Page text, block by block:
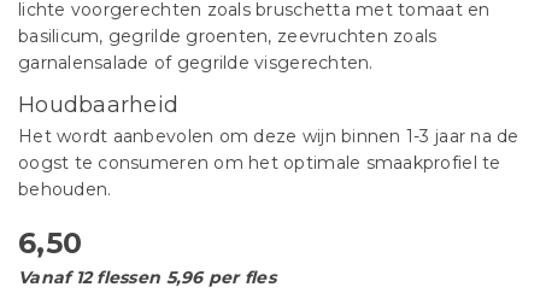
lichte voorgerechten zoals bruschetta met tomaat en
basilicum, gegrilde groenten, zeevruchten zoals
garnalensalade of gegrilde visgerechten.
Houdbaarheid
Het wordt aanbevolen om deze wijn binnen 1-3 jaar na de
oogst te consumeren om het optimale smaakprofiel te
behouden.
6,50
Vanaf 12 flessen 5,96 per fles